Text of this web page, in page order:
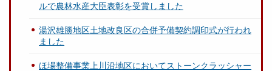
ルで農林水産大臣表彰を受賞しました
湯沢雄勝地区土地改良区の合併予備契約調印式が行われ
ました
ほ場整備事業上川沿地区においてストーンクラッシャー